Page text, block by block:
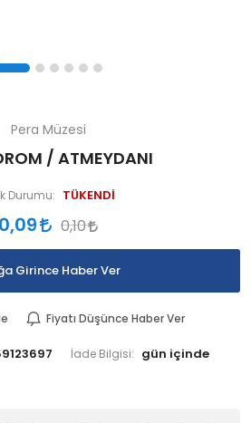
Pera Müzesi
/ ATMEYDANI
Durumu: TÜKENDİ
0,09 0,10
Girince Haber Ver
Fiyatı Düşünce Haber Ver
İade Bilgisi: